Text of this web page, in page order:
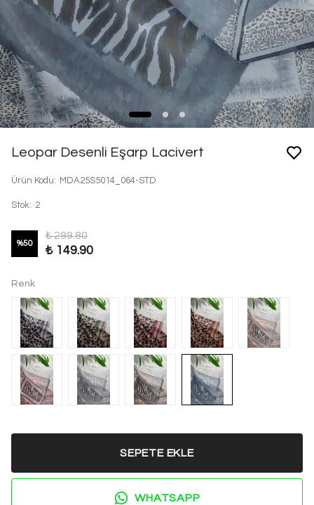
Leopar Desenli Eşarp Lacivert
Ürün Kodu: MDA25S5014_064-STD
Stok: 2
%50
₺ 299.80
₺ 149.90
Renk
SEPETE EKLE
WHATSAPP